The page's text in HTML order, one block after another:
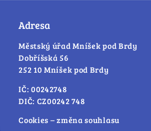
Adresa
Městský úřad Mníšek pod Brdy
Dobříšská 56
252 10 Mníšek pod Brdy
IČ: 00242748
DIČ: CZ00242 748
Cookies – změna souhlasu